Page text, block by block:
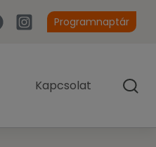
Programnaptár
Kapcsolat